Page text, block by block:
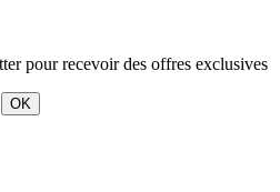
pour recevoir des offres exclusives